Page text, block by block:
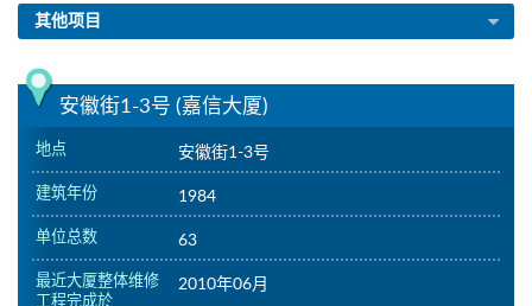
其他项目
安徽街1-3号 (嘉信大厦)
地点 安徽街1-3号
建筑年份 1984
单位总数 63
最近大厦整体维修
工程完成於
2010年06月